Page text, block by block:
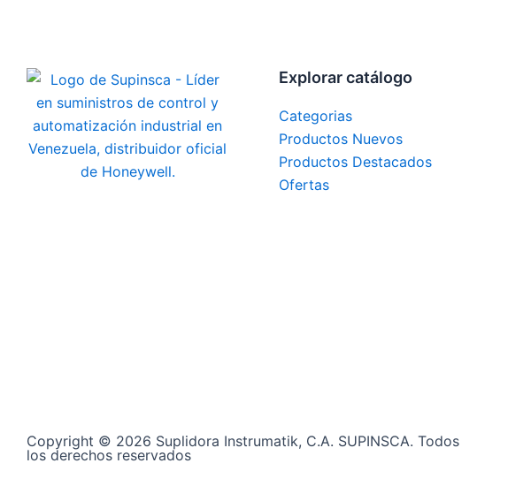
Explorar catálogo
Categorias
Productos Nuevos
Productos Destacados
Ofertas
Copyright © 2026 Suplidora Instrumatik, C.A. SUPINSCA. Todos
los derechos reservados